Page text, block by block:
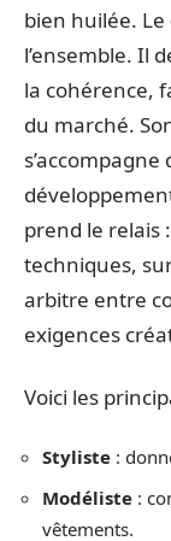
bien huilée. Le
l’ensemble. Il
la cohérence,
du marché.
prend le relais
techniques,
arbitre entre
exigences
Voici les
Styliste :
Modéliste :
vêtements.